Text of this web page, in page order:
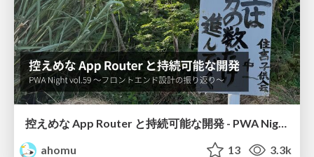
ahomu
13 3.3k